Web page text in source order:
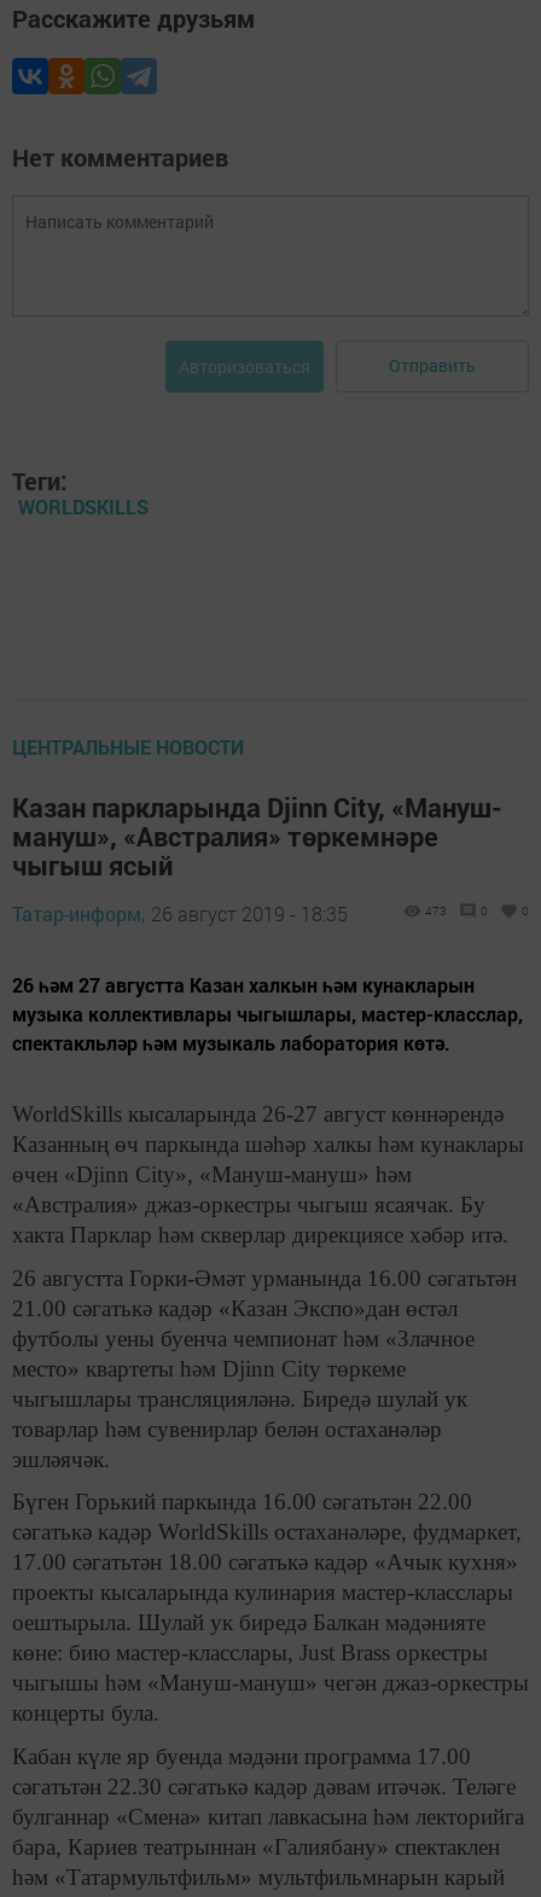
Расскажите друзьям
Нет комментариев
Авторизоваться Отправить
Теги:
WORLDSKILLS
ЦЕНТРАЛЬНЫЕ НОВОСТИ
Казан паркларында Djinn City, «Мануш-
мануш», «Австралия» төркемнәре
чыгыш ясый
Татар-информ, 26 август 2019 - 18:35 473 0 0
26 һәм 27 августта Казан халкын һәм кунакларын
музыка коллективлары чыгышлары, мастер-класслар,
спектакльләр һәм музыкаль лаборатория көтә.
WorldSkills кысаларында 26-27 август көннәрендә
Казанның өч паркында шәһәр халкы һәм кунаклары
өчен «Djinn City», «Мануш-мануш» һәм
«Австралия» джаз-оркестры чыгыш ясаячак. Бу
хакта Парклар һәм скверлар дирекциясе хәбәр итә.
26 августта Горки-Әмәт урманында 16.00 сәгатьтән
21.00 сәгатькә кадәр «Казан Экспо»дан өстәл
футболы уены буенча чемпионат һәм «Злачное
место» квартеты һәм Djinn City төркеме
чыгышлары трансляцияләнә. Биредә шулай ук
товарлар һәм сувенирлар белән остаханәләр
эшләячәк.
Бүген Горький паркында 16.00 сәгатьтән 22.00
сәгатькә кадәр WorldSkills остаханәләре, фудмаркет,
17.00 сәгатьтән 18.00 сәгатькә кадәр «Ачык кухня»
проекты кысаларында кулинария мастер-класслары
оештырыла. Шулай ук биредә Балкан мәдәнияте
көне: бию мастер-класслары, Just Brass оркестры
чыгышы һәм «Мануш-мануш» чегән джаз-оркестры
концерты була.
Кабан күле яр буенда мәдәни программа 17.00
сәгатьтән 22.30 сәгатькә кадәр дәвам итәчәк. Теләге
булганнар «Смена» китап лавкасына һәм лекторийга
бара, Кариев театрыннан «Галиябану» спектаклен
һәм «Татармультфильм» мультфильмнарын карый